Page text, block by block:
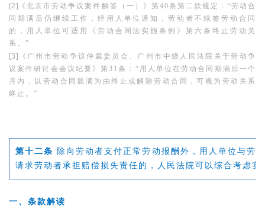
[2] 《北京市劳动争议案件解答（一）》第40条第二款规定： “劳动合
同期满后仍继续工作，经用人单位通知，劳动者不续签劳动合同
的，用人单位可适用《劳动合同法实施条例》第六条终止劳动关
系。”
[3] 《广州市劳动争议仲裁委员会、广州市中级人民法院关于劳动争
议案件研讨会会议纪要》第31条： “用人单位在劳动合同期满后一个
月内，以劳动合同届满为由终止或解除劳动合同，可视为劳动关系
终止。”
第十二条
除向劳动者支付正常劳动报酬外，用人单位与劳
请求劳动者承担赔偿损失责任的，人民法院可以综合考虑
一、条款解读